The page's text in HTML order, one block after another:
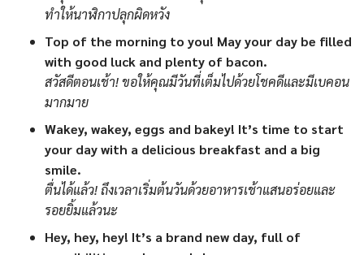
ทำให้นาฬิกาปลุกผิดหวัง
Top of the morning to you! May your day be filled
with good luck and plenty of bacon.
สวัสดีตอนเช้า! ขอให้คุณมีวันที่เต็มไปด้วยโชคดีและมีเบคอน
มากมาย
Wakey, wakey, eggs and bakey! It’s time to start
your day with a delicious breakfast and a big
smile.
ตื่นได้แล้ว! ถึงเวลาเริ่มต้นวันด้วยอาหารเช้าแสนอร่อยและ
รอยยิ้มแล้วนะ
Hey, hey, hey! It’s a brand new day, full of